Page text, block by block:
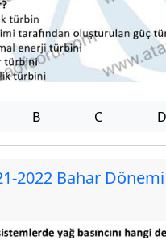
B C D
2022 Bahar